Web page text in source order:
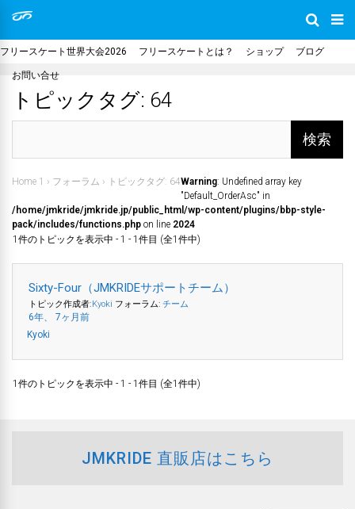
フリースケート世界大会2026 フリースケートとは？ ショップ ブログ
お問い合せ
トピックタグ: 64
Home 1 › フォーラム › トピックタグ: 64Warning: Undefined array key
"Default_OrderAsc" in
/home/jmkride/jmkride.jp/public_html/wp-content/plugins/bbp-style-
pack/includes/functions.php on line 2024
1件のトピックを表示中 - 1 - 1件目 (全1件中)
Sixty-Four（JMKRIDEサポートチーム）
トピック作成者:Kyoki フォーラム: チーム
6年、 7ヶ月前
Kyoki
1件のトピックを表示中 - 1 - 1件目 (全1件中)
JMKRIDE 直販店はこちら